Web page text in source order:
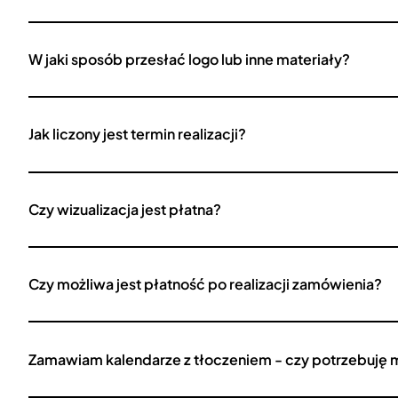
W jaki sposób przesłać logo lub inne materiały?
Jak liczony jest termin realizacji?
Czy wizualizacja jest płatna?
Czy możliwa jest płatność po realizacji zamówienia?
Zamawiam kalendarze z tłoczeniem - czy potrzebuję